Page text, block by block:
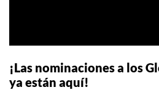
¡Las nominaciones a los
ya están aquí!